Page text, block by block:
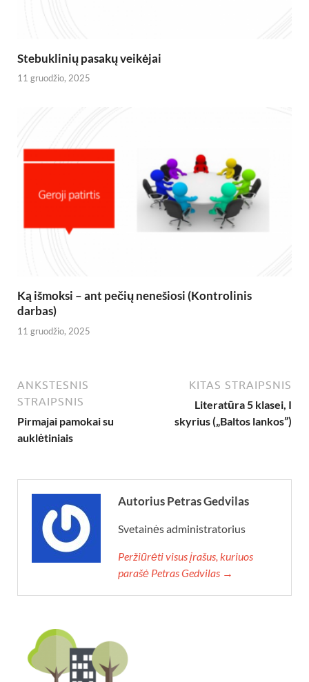
Stebuklinių pasakų veikėjai
11 gruodžio, 2025
Ką išmoksi – ant pečių nenešiosi (Kontrolinis
darbas)
11 gruodžio, 2025
ANKSTESNIS
STRAIPSNIS
Pirmajai pamokai su
auklėtiniais
KITAS STRAIPSNIS
Literatūra 5 klasei, I
skyrius („Baltos lankos”)
Autorius Petras Gedvilas
Svetainės administratorius
Peržiūrėti visus įrašus, kuriuos
parašė Petras Gedvilas →